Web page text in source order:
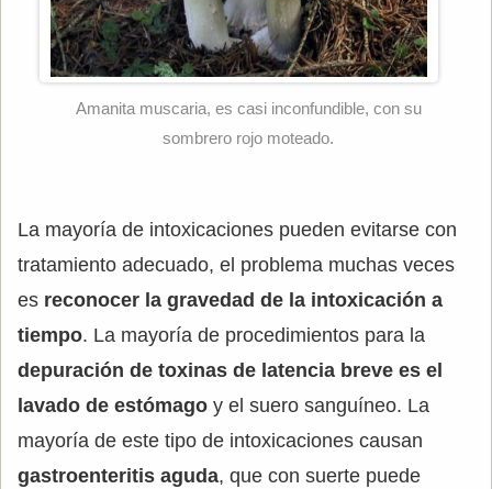
Amanita muscaria, es casi inconfundible, con su
sombrero rojo moteado.
La mayoría de intoxicaciones pueden evitarse con
tratamiento adecuado, el problema muchas veces
es reconocer la gravedad de la intoxicación a
tiempo. La mayoría de procedimientos para la
depuración de toxinas de latencia breve es el
lavado de estómago y el suero sanguíneo. La
mayoría de este tipo de intoxicaciones causan
gastroenteritis aguda, que con suerte puede